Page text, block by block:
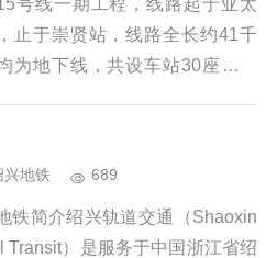
号线一期工程，线路起于亚太
止于崇贤站，线路全长约41千
为地下线，共设车站30座，其
兴地铁 689
铁简介绍兴轨道交通（Shaoxin
Transit）是服务于中国浙江省绍